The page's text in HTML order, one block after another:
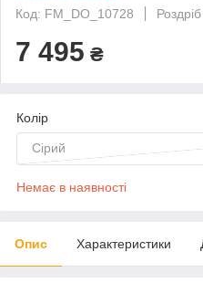
Код: FM_DO_10728
Роздріб
7 495 ₴
Колір
Сірий
Немає в наявності
Опис Характеристики